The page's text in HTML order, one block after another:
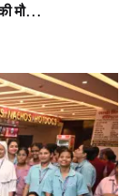
मौ...